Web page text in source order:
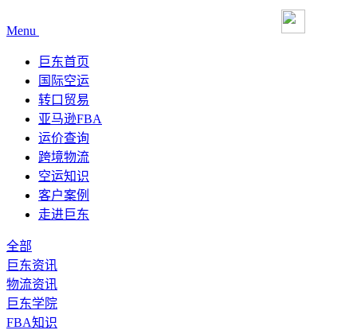
Menu
巨东首页
国际空运
转口贸易
亚马逊FBA
运价查询
跨境物流
空运知识
客户案例
走进巨东
全部
巨东资讯
物流资讯
巨东学院
FBA知识